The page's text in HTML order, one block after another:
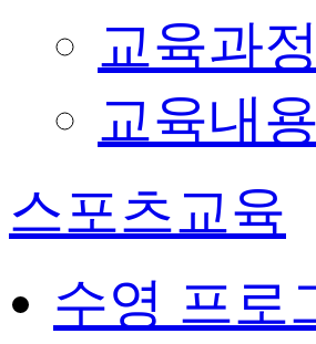
교육과정
교육내용
스포츠교육
수영 프로